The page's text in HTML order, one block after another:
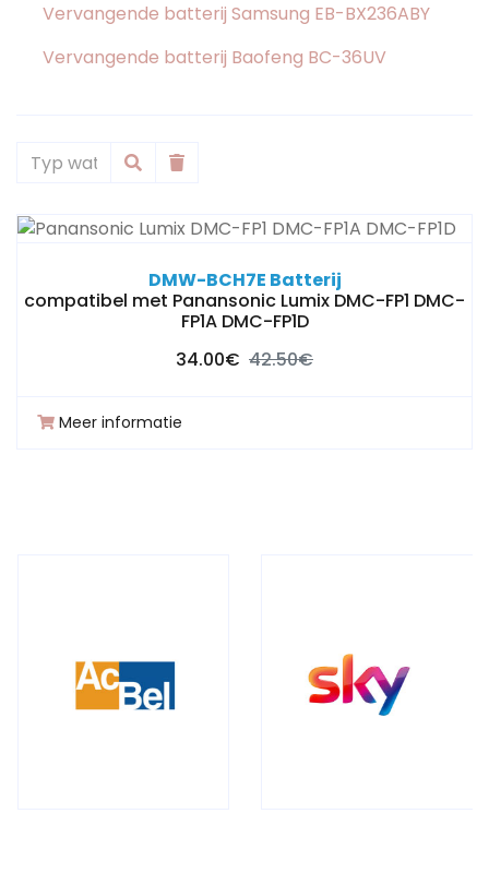
Vervangende batterij Samsung EB-BX236ABY
Vervangende batterij Baofeng BC-36UV
DMW-BCH7E Batterij
compatibel met Panansonic Lumix DMC-FP1 DMC-
FP1A DMC-FP1D
34.00€ 42.50€
Meer informatie